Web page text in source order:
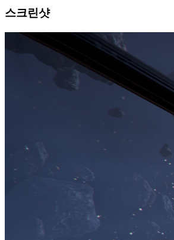
스크린샷